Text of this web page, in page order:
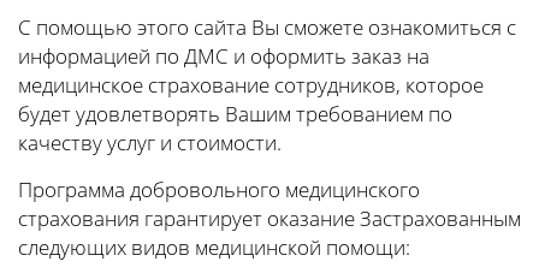
С помощью этого сайта Вы сможете ознакомиться с
информацией по ДМС и оформить заказ на
медицинское страхование сотрудников, которое
будет удовлетворять Вашим требованием по
качеству услуг и стоимости.
Программа добровольного медицинского
страхования гарантирует оказание Застрахованным
следующих видов медицинской помощи: